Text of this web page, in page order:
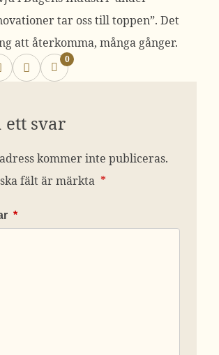
tar oss till toppen”. Det
att återkomma, många gånger.
0
ett svar
kommer inte publiceras.
fält är märkta *
*